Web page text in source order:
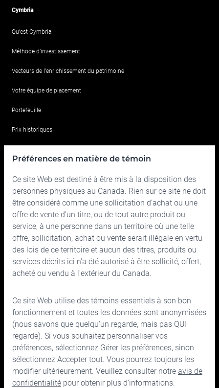
Cymbria
Qu’est Cymbria
Méthode d’investissement
Vecteurs de l’enrichissement du patrimoine
Votre équipe de placement
Portefeuille
Prix historiques
Relations avec les Investisseurs
Rapports financiers
Administrateurs et dirigeants
Gouvernance
Quoi de neuf
Nouvelle Cymbria
150, rue Bloor Ouest, bureau 700
Toronto (Ontario) M5S 2X9
Téléphone :
1.866.757.7207
Télécopieur :
416.963.5060
1.866.757.7287
Courriel :
info@cymbria.com
Préférences en matière de témoin
Ce site Web est destiné à être mis à la disposition des
personnes physiques au Canada. Rien sur ce site ne doit
être considéré comme une sollicitation d'achat ou une
offre de vente d'un titre, ou de tout autre produit ou
service, à une personne dans un territoire où une telle
offre, sollicitation, achat ou vente serait illégale en vertu
des lois de ce territoire et aucun des titres, produits ou
services décrits ici n'a été autorisé à être sollicité, offert,
acheté ou vendu à l'extérieur du Canada.
Ce site Web utilise des témoins essentiels à son bon
fonctionnement et toutes les données sont anonymisées
(nous savons que quelqu'un regarde, mais pas QUI
regarde). Si vous souhaitez personnaliser vos
préférences, sélectionnez Gérer les préférences, sinon
sélectionnez Accepter tout. Vous pourrez toujours les
modifier ultérieurement. Veuillez consulter notreavis de
confidentialité pour obtenir plus d’informations.